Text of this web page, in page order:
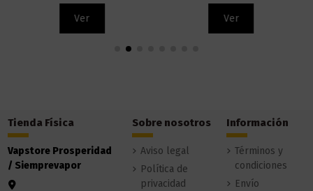
Ver Ver
Tienda Física
Vapstore Prosperidad
/ Siemprevapor
Sobre nosotros
Aviso legal
Política de
privacidad
Información
Términos y
condiciones
Envío